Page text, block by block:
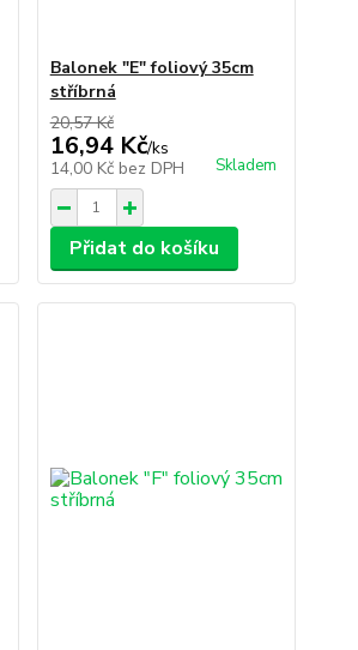
Balonek "E" foliový 35cm
stříbrná
20,57 Kč
16,94 Kč/ks
14,00 Kč bez DPH Skladem
Přidat do košíku